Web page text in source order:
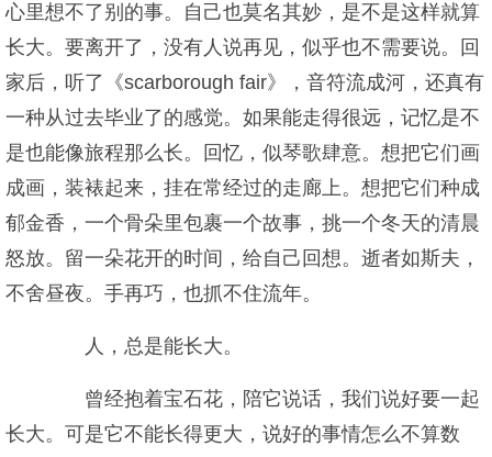
心里想不了别的事。自己也莫名其妙，是不是这样就算
长大。要离开了，没有人说再见，似乎也不需要说。回
家后，听了《scarborough fair》，音符流成河，还真有
一种从过去毕业了的感觉。如果能走得很远，记忆是不
是也能像旅程那么长。回忆，似琴歌肆意。想把它们画
成画，装裱起来，挂在常经过的走廊上。想把它们种成
郁金香，一个骨朵里包裹一个故事，挑一个冬天的清晨
怒放。留一朵花开的时间，给自己回想。逝者如斯夫，
不舍昼夜。手再巧，也抓不住流年。
人，总是能长大。
曾经抱着宝石花，陪它说话，我们说好要一起
长大。可是它不能长得更大，说好的事情怎么不算数